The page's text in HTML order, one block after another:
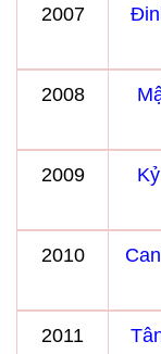
2007
2008
2009
2010
2011